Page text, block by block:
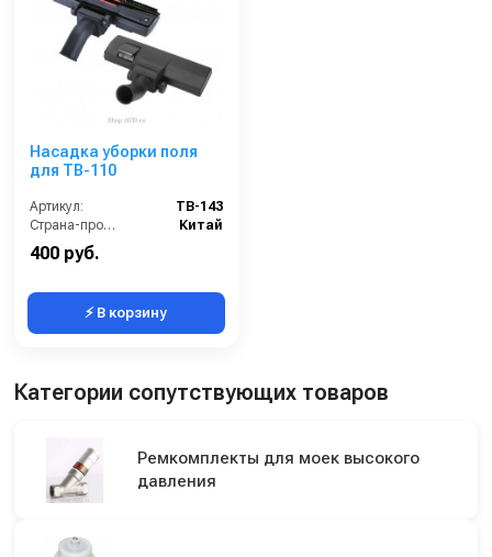
Насадка уборки поля
для TB-110
Артикул:
TB-143
Страна-производитель:
Китай
400 руб.
⚡ В корзину
Категории сопутствующих товаров
Ремкомплекты для моек высокого
давления